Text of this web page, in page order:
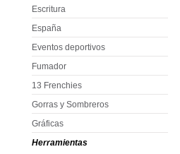
Escritura
España
Eventos deportivos
Fumador
13 Frenchies
Gorras y Sombreros
Gráficas
Herramientas